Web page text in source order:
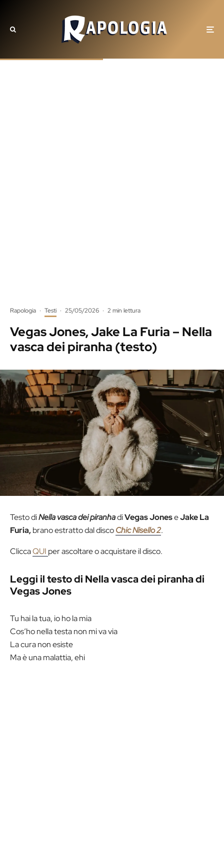
Rapologia · Testi · 25/05/2026 · 2 min lettura
Vegas Jones, Jake La Furia – Nella
vasca dei piranha (testo)
Testo diNella vasca dei piranhadiVegas JoneseJake La
Furia,brano estratto dal discoChic Nisello 2.
CliccaQUI per ascoltare o acquistare il disco.
Leggi il testo di Nella vasca dei piranha di
Vegas Jones
Tu hai la tua, io ho la mia
Cos’ho nella testa non mi va via
La cura non esiste
Ma è una malattia, ehi